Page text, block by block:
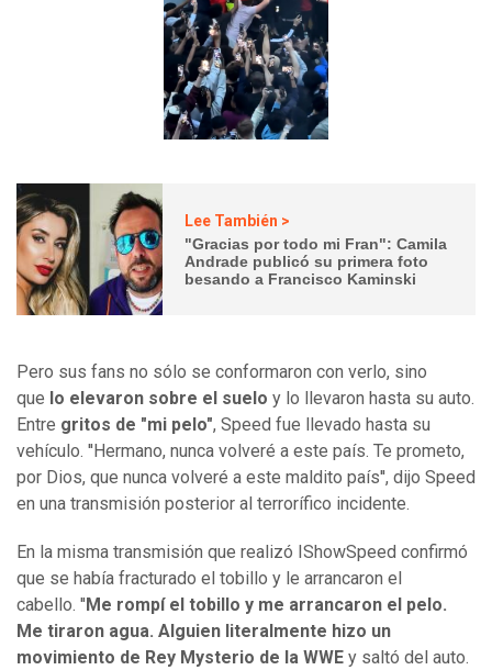
Lee También >
"Gracias por todo mi Fran": Camila
Andrade publicó su primera foto
besando a Francisco Kaminski
Pero sus fans no sólo se conformaron con verlo, sino
que lo elevaron sobre el suelo y lo llevaron hasta su auto.
Entre gritos de "mi pelo", Speed fue llevado hasta su
vehículo. ''Hermano, nunca volveré a este país. Te prometo,
por Dios, que nunca volveré a este maldito país'', dijo Speed
en una transmisión posterior al terrorífico incidente.
En la misma transmisión que realizó IShowSpeed confirmó
que se había fracturado el tobillo y le arrancaron el
cabello. '' Me rompí el tobillo y me arrancaron el pelo.
Me tiraron agua. Alguien literalmente hizo un
movimiento de Rey Mysterio de la WWE y saltó del auto.